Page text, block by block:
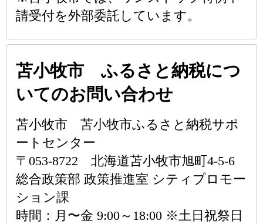
請受付を外部委託しています。
苫小牧市 ふるさと納税につ
いてのお問い合わせ
苫小牧市 苫小牧市ふるさと納税サポ
ートセンター
〒053-8722 北海道苫小牧市旭町4-5-6
総合政策部 政策推進室 シティプロモー
ション課
時間：月〜金 9:00～18:00 ※土日祝祭日